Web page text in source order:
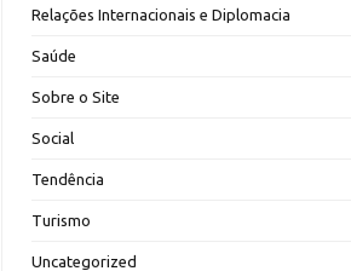
Relações Internacionais e Diplomacia
Saúde
Sobre o Site
Social
Tendência
Turismo
Uncategorized